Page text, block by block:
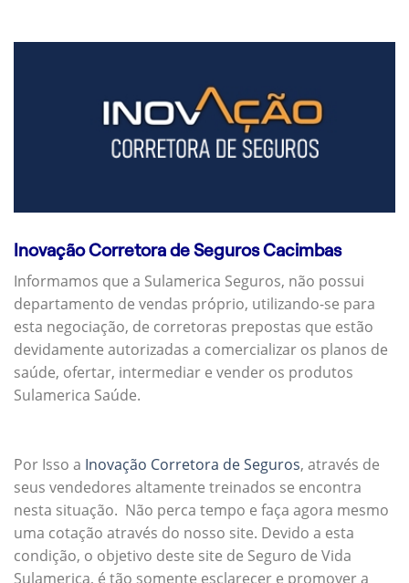
Inovação Corretora de Seguros Cacimbas
Informamos que a Sulamerica Seguros, não possui
departamento de vendas próprio, utilizando-se para
esta negociação, de corretoras prepostas que estão
devidamente autorizadas a comercializar os planos de
saúde, ofertar, intermediar e vender os produtos
Sulamerica Saúde.
Por Isso a Inovação Corretora de Seguros, através de
seus vendedores altamente treinados se encontra
nesta situação. Não perca tempo e faça agora mesmo
uma cotação através do nosso site. Devido a esta
condição, o objetivo deste site de Seguro de Vida
Sulamerica, é tão somente esclarecer e promover a